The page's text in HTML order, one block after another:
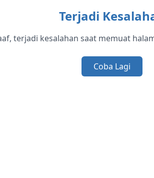
Terjadi
terjadi kesalahan saat memuat
Coba Lagi